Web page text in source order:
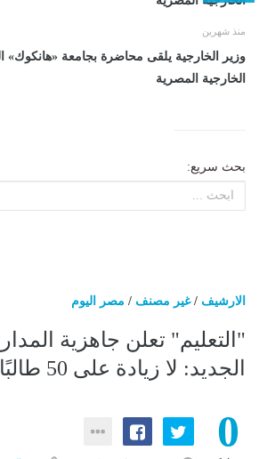
منذ شهرين
وزير الخارجية يلقى محاضرة بجامعة «هانكوك»
الخارجية المصرية
بحث سريع:
الارشيف /غير مصنف / مصر اليوم
"التعليم" تعلن جاهزية
الجديد: لا زيادة على 50 طالبًا فى الفصل
0